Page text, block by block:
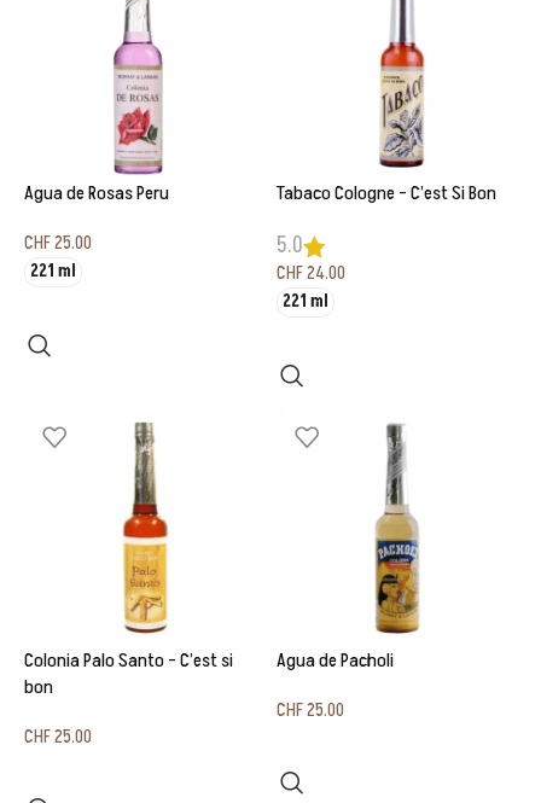
Agua de Rosas Peru
CHF25.00
221 ml
Tabaco Cologne – C’est Si Bon
5.0
CHF24.00
221 ml
Colonia Palo Santo – C’est si
bon
CHF25.00
Agua de Pacholi
CHF25.00